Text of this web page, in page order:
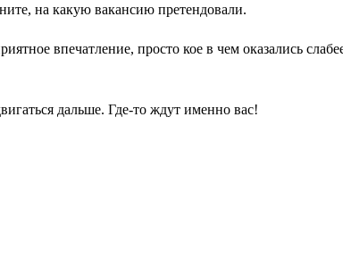
на какую вакансию претендовали.
впечатление, просто кое в чем оказались
дальше. Где-то ждут именно вас!